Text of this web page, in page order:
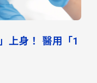
上身！ 醫用「1